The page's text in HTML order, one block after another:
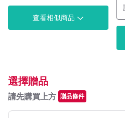
查看相似商品
選擇贈品
請先購買上方 贈品條件